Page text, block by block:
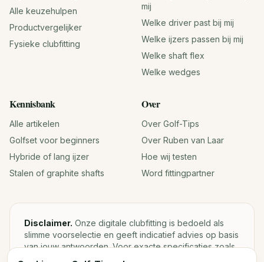
Alle keuzehulpen
Productvergelijker
Fysieke clubfitting
mij
Welke driver past bij mij
Welke ijzers passen bij mij
Welke shaft flex
Welke wedges
Kennisbank
Alle artikelen
Golfset voor beginners
Hybride of lang ijzer
Stalen of graphite shafts
Over
Over Golf-Tips
Over Ruben van Laar
Hoe wij testen
Word fittingpartner
Disclaimer. Onze digitale clubfitting is bedoeld als
slimme voorselectie en geeft indicatief advies op basis
van jouw antwoorden. Voor exacte specificaties zoals
loft, lie, shaftgewicht en swingweight blijft een fysieke